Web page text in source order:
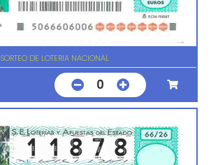
SORTEO DE LOTERIA NACIONAL
0